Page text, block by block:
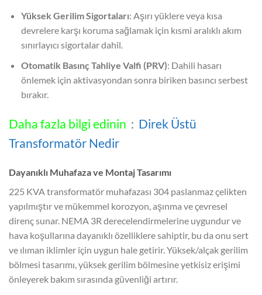
Yüksek Gerilim Sigortaları: Aşırı yüklere veya kısa
devrelere karşı koruma sağlamak için kısmi aralıklı akım
sınırlayıcı sigortalar dahil.
Otomatik Basınç Tahliye Valfi (PRV): Dahili hasarı
önlemek için aktivasyondan sonra biriken basıncı serbest
bırakır.
Daha fazla bilgi edinin ： Direk Üstü
Transformatör Nedir
Dayanıklı Muhafaza ve Montaj Tasarımı
225 KVA transformatör muhafazası 304 paslanmaz çelikten
yapılmıştır ve mükemmel korozyon, aşınma ve çevresel
direnç sunar. NEMA 3R derecelendirmelerine uygundur ve
hava koşullarına dayanıklı özelliklere sahiptir, bu da onu sert
ve ılıman iklimler için uygun hale getirir. Yüksek/alçak gerilim
bölmesi tasarımı, yüksek gerilim bölmesine yetkisiz erişimi
önleyerek bakım sırasında güvenliği artırır.